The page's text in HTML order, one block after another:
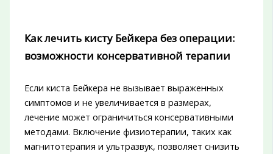
Как лечить кисту Бейкера без операции:
возможности консервативной терапии
Если киста Бейкера не вызывает выраженных
симптомов и не увеличивается в размерах,
лечение может ограничиться консервативными
методами. Включение физиотерапии, таких как
магнитотерапия и ультразвук, позволяет снизить